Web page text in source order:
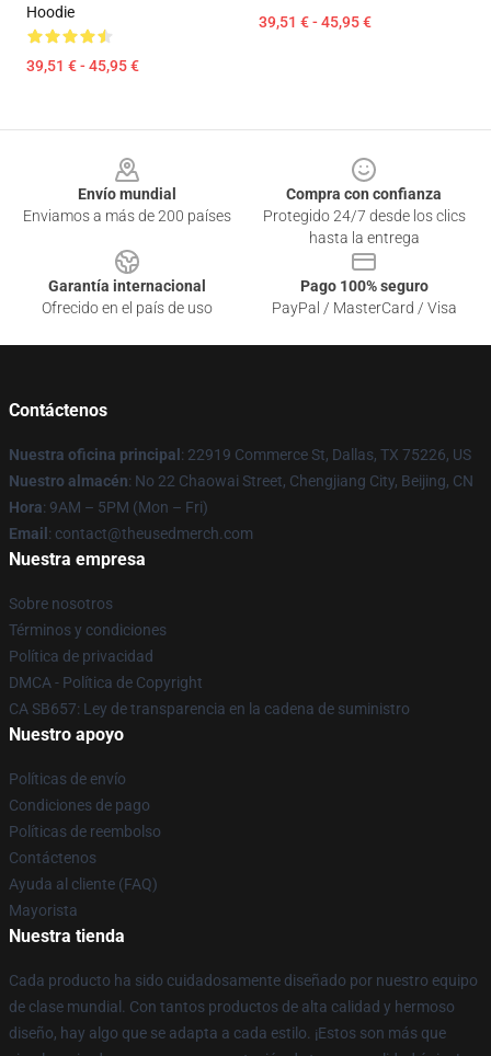
Hoodie
39,51 € - 45,95 €
39,51 € - 45,95 €
Envío mundial
Enviamos a más de 200 países
Compra con confianza
Protegido 24/7 desde los clics
hasta la entrega
Garantía internacional
Ofrecido en el país de uso
Pago 100% seguro
PayPal / MasterCard / Visa
Contáctenos
Nuestra oficina principal : 22919 Commerce St, Dallas, TX 75226, US
Nuestro almacén: No 22 Chaowai Street, Chengjiang City, Beijing, CN
Hora: 9AM – 5PM (Mon – Fri)
Email : contact@theusedmerch.com
Nuestra empresa
Sobre nosotros
Términos y condiciones
Política de privacidad
DMCA - Política de Copyright
CA SB657: Ley de transparencia en la cadena de suministro
Nuestro apoyo
Políticas de envío
Condiciones de pago
Políticas de reembolso
Contáctenos
Ayuda al cliente (FAQ)
Mayorista
Nuestra tienda
Cada producto ha sido cuidadosamente diseñado por nuestro equipo
de clase mundial. Con tantos productos de alta calidad y hermoso
diseño, hay algo que se adapta a cada estilo. ¡Estos son más que